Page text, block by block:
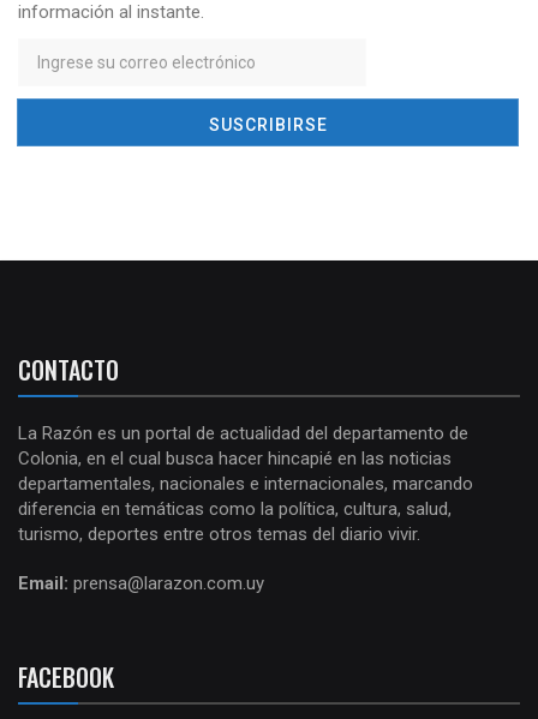
información al instante.
CONTACTO
La Razón es un portal de actualidad del departamento de
Colonia, en el cual busca hacer hincapié en las noticias
departamentales, nacionales e internacionales, marcando
diferencia en temáticas como la política, cultura, salud,
turismo, deportes entre otros temas del diario vivir.
Email: prensa@larazon.com.uy
FACEBOOK